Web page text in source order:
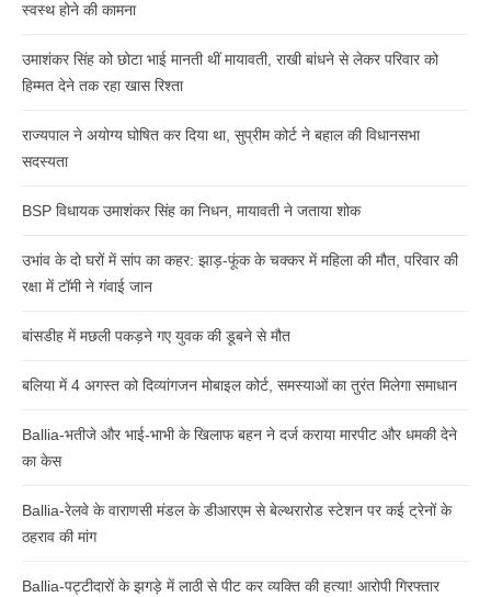
स्वस्थ होने की कामना
उमाशंकर सिंह को छोटा भाई मानती थीं मायावती, राखी बांधने से लेकर परिवार को
हिम्मत देने तक रहा खास रिश्ता
राज्यपाल ने अयोग्य घोषित कर दिया था, सुप्रीम कोर्ट ने बहाल की विधानसभा
सदस्यता
BSP विधायक उमाशंकर सिंह का निधन, मायावती ने जताया शोक
उभांव के दो घरों में सांप का कहर: झाड़-फूंक के चक्कर में महिला की मौत, परिवार की
रक्षा में टॉमी ने गंवाई जान
बांसडीह में मछली पकड़ने गए युवक की डूबने से मौत
बलिया में 4 अगस्त को दिव्यांगजन मोबाइल कोर्ट, समस्याओं का तुरंत मिलेगा समाधान
Ballia-भतीजे और भाई-भाभी के खिलाफ बहन ने दर्ज कराया मारपीट और धमकी देने
का केस
Ballia-रेलवे के वाराणसी मंडल के डीआरएम से बेल्थरारोड स्टेशन पर कई ट्रेनों के
ठहराव की मांग
Ballia-पट्टीदारों के झगड़े में लाठी से पीट कर व्यक्ति की हत्या! आरोपी गिरफ्तार